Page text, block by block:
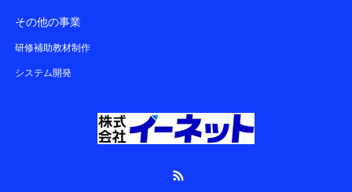
その他の事業
研修補助教材制作
システム開発